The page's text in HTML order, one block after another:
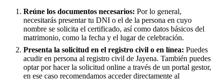
Reúne los documentos necesarios: Por lo general,
necesitarás presentar tu DNI o el de la persona en cuyo
nombre se solicita el certificado, así como datos básicos del
matrimonio, como la fecha y el lugar de celebración.
Presenta la solicitud en el registro civil o en línea: Puedes
acudir en persona al registro civil de Jayena. También puedes
optar por hacer la solicitud online a través de un portal gestor,
en ese caso recomendamos acceder directamente al